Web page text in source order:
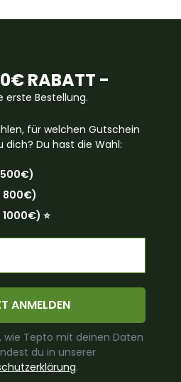
RABATT -
erste Bestellung.
für welchen Gutschein
Du hast die Wahl:
800€)
⭐️
ANMELDEN
Tepto mit deinen Daten
du in unserer
.